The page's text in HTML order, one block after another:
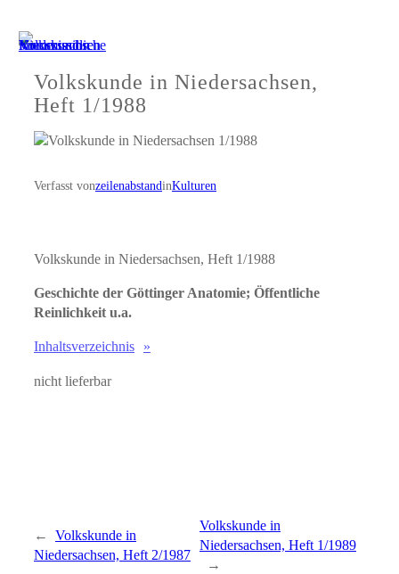
Zum
Inhalt
springenVolkskunde in Niedersachsen,
Heft 1/1988
Verfasst vonzeilenabstandinKulturen
Volkskunde in Niedersachsen, Heft 1/1988
Geschichte der Göttinger Anatomie; Öffentliche
Reinlichkeit u.a.
Inhaltsverzeichnis
nicht lieferbar
← Volkskunde in
Niedersachsen, Heft 2/1987
Volkskunde in
Niedersachsen, Heft 1/1989
→